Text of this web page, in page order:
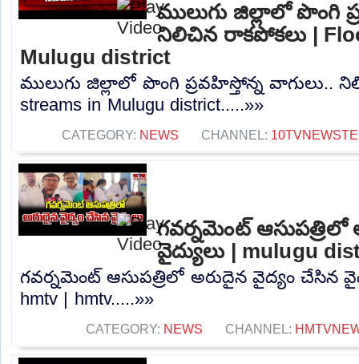
ములుగు జిల్లాలో పొంగి
నిలిచిన రాకపోకలు |
Mulugu district
ములుగు జిల్లాలో పొంగి ప్రవహిస్తోన్న వాగులు..
streams in Mulugu district.....»»
CATEGORY: NEWS CHANNEL:
గవర్నమెంట్ ఆసుపత్రిలో
వైద్యులు | mulugu
గవర్నమెంట్ ఆసుపత్రిలో అరుదైన వైద్యం చేసిన
hmtv | hmtv.....»»
CATEGORY: NEWS CHANNEL: